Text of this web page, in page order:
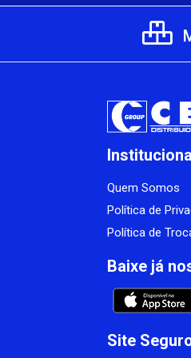
Quem Somos
Política de
Política de
Baixe já
Site